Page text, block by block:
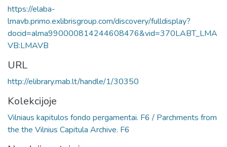
https://elaba-
lmavb.primo.exlibrisgroup.com/discovery/fulldisplay?
docid=alma990000814244608476&vid=370LABT_LMA
VB:LMAVB
URL
http://elibrary.mab.lt/handle/1/30350
Kolekcijoje
Vilniaus kapitulos fondo pergamentai. F6 / Parchments from
the the Vilnius Capitula Archive. F6